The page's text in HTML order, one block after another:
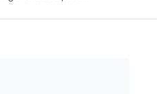
atuação do EI há